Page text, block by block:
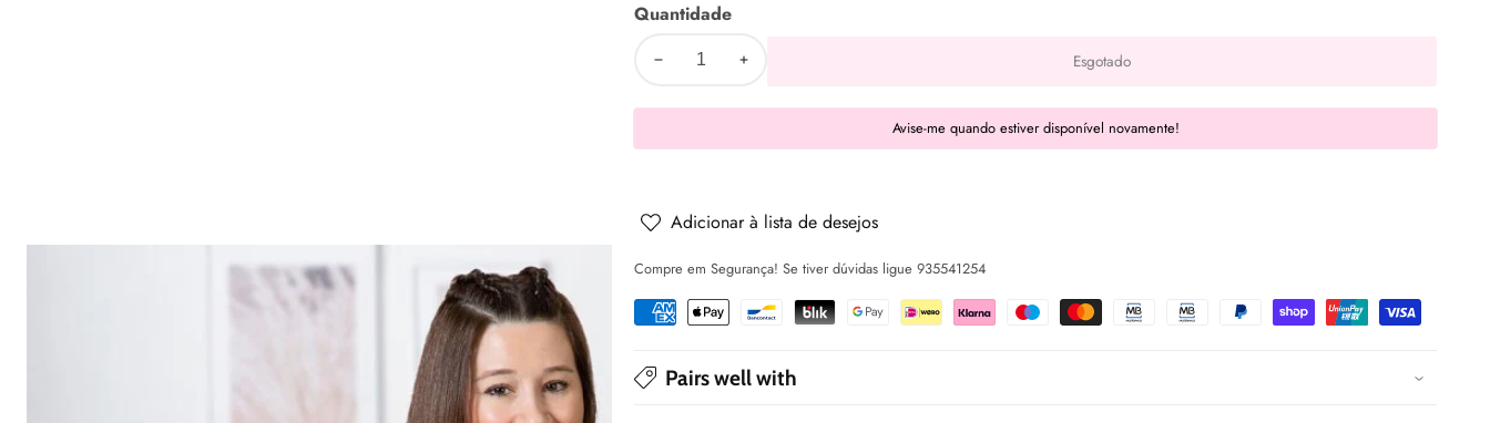
Quantidade
Diminuir
bébés
evolutivo
preto
-
bébés
evolutivo
preto
Esgotado
Avise-me quando estiver disponível novamente!
Adicionar à lista de desejos
Compre em Segurança! Se tiver dúvidas ligue 935541254
Pairs well with